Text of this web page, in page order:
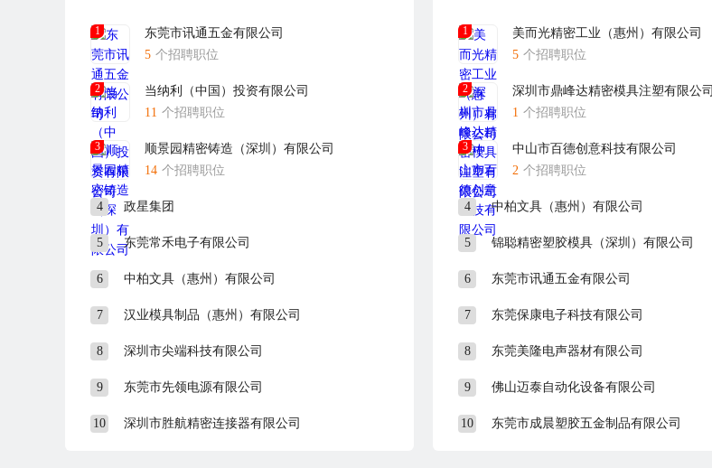
1996.8.28 智迪科技成立。
1997年，研发生产第一代无线键盘鼠标。
1999年，首次通过ISO9001质量体系认证。同年开始为欧洲电脑品牌供应产品。
2003年，乔迁至2万平方米的智迪科技第一期工业园。
2007年，在行业内率先自主研发并投产键盘自动化生产系统。
2010年，通过ISO14001、OHSAS18001、QC080000体系认证。
2015年，成立模具子公司朗冠及自动化子公司捷锐，并获得突破成果。
2016年，乔迁6.8万平方米的智迪科技第二期工业园。
2017年，ERP管理系统升级至SAP管理系统，导入MES管理系统。
2020年，越南工厂建成。同时，引入PLM产品项目管理系统。
2021年7月，越南工厂开始正式投产。
公司地址：广东省珠海市高新区唐家湾镇金园一路8号
1
东莞市讯通五金有限公司
5 个招聘职位
2
当纳利（中国）投资有限公司
11 个招聘职位
3
顺景园精密铸造（深圳）有限公司
14 个招聘职位
4 政星集团
5 东莞常禾电子有限公司
6 中柏文具（惠州）有限公司
7 汉业模具制品（惠州）有限公司
8 深圳市尖端科技有限公司
9 东莞市先领电源有限公司
10 深圳市胜航精密连接器有限公司
1
美而光精密工业（惠州）有限公司
5 个招聘职位
2
深圳市鼎峰达精密模具注塑有限公司
1 个招聘职位
3
中山市百德创意科技有限公司
2 个招聘职位
4 中柏文具（惠州）有限公司
5 锦聪精密塑胶模具（深圳）有限公司
6 东莞市讯通五金有限公司
7 东莞保康电子科技有限公司
8 东莞美隆电声器材有限公司
9 佛山迈泰自动化设备有限公司
10 东莞市成晨塑胶五金制品有限公司